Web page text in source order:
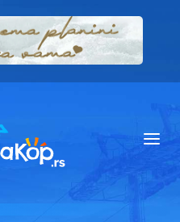
Ugostiteljstvo